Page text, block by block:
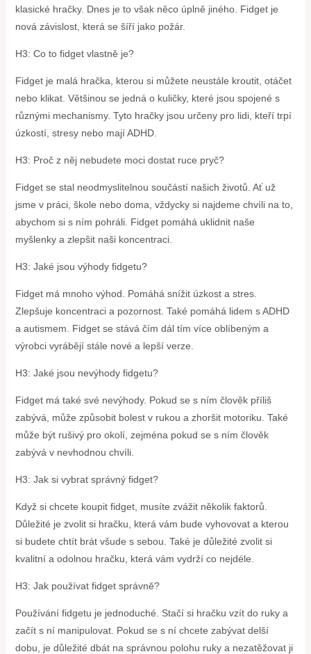
klasické hračky. Dnes je to však něco úplně jiného. Fidget je
nová závislost, která se šíří jako požár.
H3: Co to fidget vlastně je?
Fidget je malá hračka, kterou si můžete neustále kroutit, otáčet
nebo klikat. Většinou se jedná o kuličky, které jsou spojené s
různými mechanismy. Tyto hračky jsou určeny pro lidi, kteří trpí
úzkostí, stresy nebo mají ADHD.
H3: Proč z něj nebudete moci dostat ruce pryč?
Fidget se stal neodmyslitelnou součástí našich životů. Ať už
jsme v práci, škole nebo doma, vždycky si najdeme chvíli na to,
abychom si s ním pohráli. Fidget pomáhá uklidnit naše
myšlenky a zlepšit naši koncentraci.
H3: Jaké jsou výhody fidgetu?
Fidget má mnoho výhod. Pomáhá snížit úzkost a stres.
Zlepšuje koncentraci a pozornost. Také pomáhá lidem s ADHD
a autismem. Fidget se stává čím dál tím více oblíbeným a
výrobci vyrábějí stále nové a lepší verze.
H3: Jaké jsou nevýhody fidgetu?
Fidget má také své nevýhody. Pokud se s ním člověk příliš
zabývá, může způsobit bolest v rukou a zhoršit motoriku. Také
může být rušivý pro okolí, zejména pokud se s ním člověk
zabývá v nevhodnou chvíli.
H3: Jak si vybrat správný fidget?
Když si chcete koupit fidget, musíte zvážit několik faktorů.
Důležité je zvolit si hračku, která vám bude vyhovovat a kterou
si budete chtít brát všude s sebou. Také je důležité zvolit si
kvalitní a odolnou hračku, která vám vydrží co nejdéle.
H3: Jak používat fidget správně?
Používání fidgetu je jednoduché. Stačí si hračku vzít do ruky a
začít s ní manipulovat. Pokud se s ní chcete zabývat delší
dobu, je důležité dbát na správnou polohu ruky a nezatěžovat ji